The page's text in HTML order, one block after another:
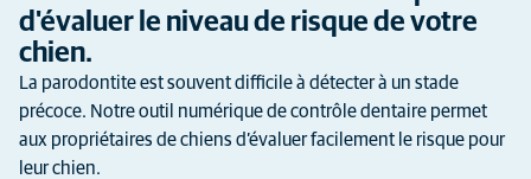
d'évaluer le niveau de risque de votre
chien.
La parodontite est souvent difficile à détecter à un stade
précoce. Notre outil numérique de contrôle dentaire permet
aux propriétaires de chiens d’évaluer facilement le risque pour
leur chien.